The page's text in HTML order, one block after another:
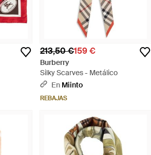
213,50 €159 €
Burberry
Silky Scarves - Metálico
En Miinto
REBAJAS